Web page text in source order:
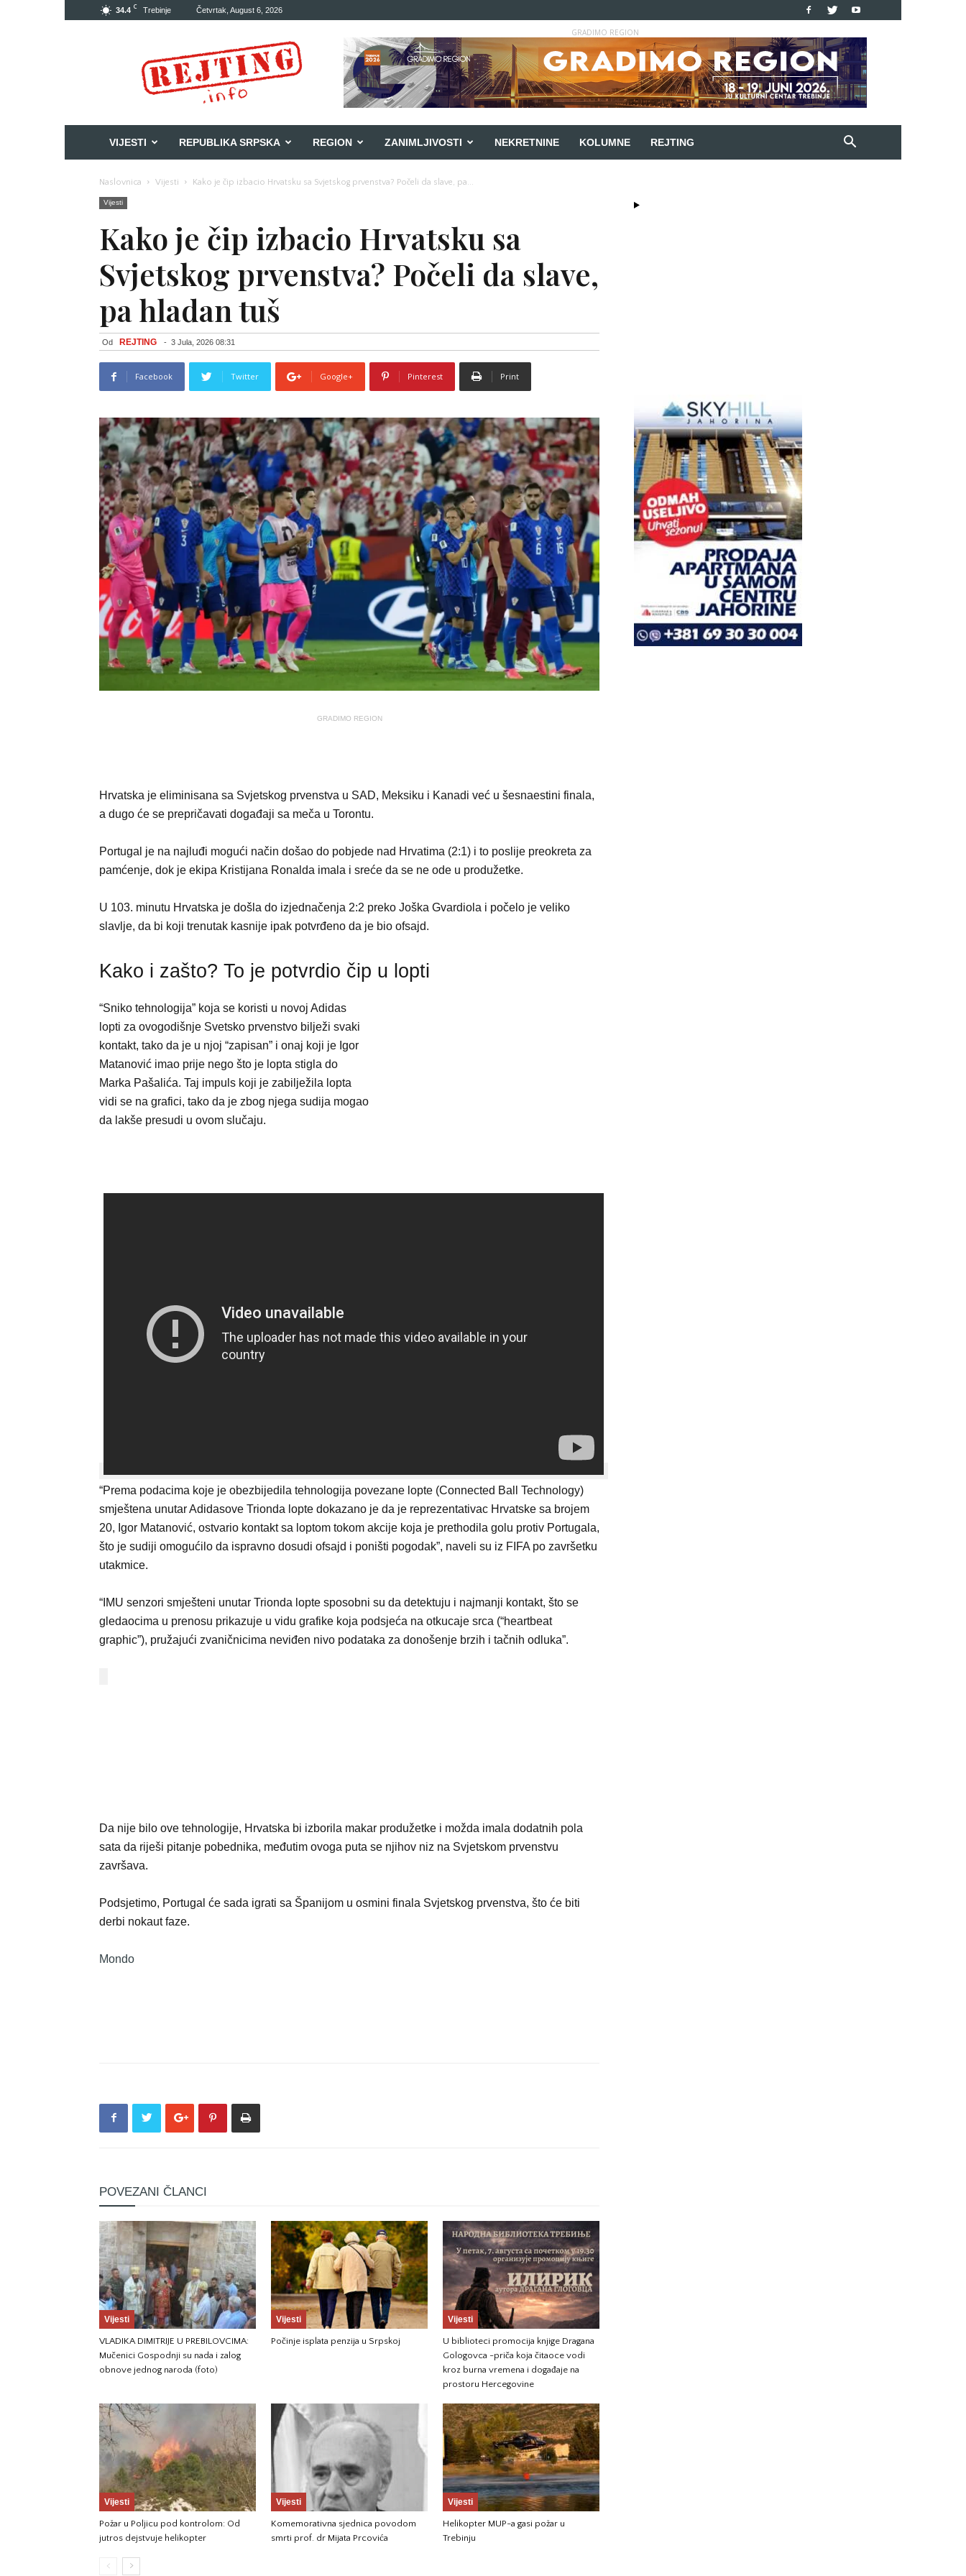
34.4 C Trebinje Četvrtak, August 6, 2026
GRADIMO REGION
VIJESTI REPUBLIKA SRPSKA REGION ZANIMLJIVOSTI NEKRETNINE KOLUMNE REJTING
Naslovnica Vijesti Kako je čip izbacio Hrvatsku sa Svjetskog prvenstva? Počeli da slave, pa...
Vijesti
Kako je čip izbacio Hrvatsku sa
Svjetskog prvenstva? Počeli da slave,
pa hladan tuš
Od REJTING - 3 Jula, 2026 08:31
Facebook Twitter Google+ Pinterest Print
GRADIMO REGION
Hrvatska je eliminisana sa Svjetskog prvenstva u SAD, Meksiku i Kanadi već u šesnaestini finala,
a dugo će se prepričavati događaji sa meča u Torontu.
Portugal je na najluđi mogući način došao do pobjede nad Hrvatima (2:1) i to poslije preokreta za
pamćenje, dok je ekipa Kristijana Ronalda imala i sreće da se ne ode u produžetke.
U 103. minutu Hrvatska je došla do izjednačenja 2:2 preko Joška Gvardiola i počelo je veliko
slavlje, da bi koji trenutak kasnije ipak potvrđeno da je bio ofsajd.
Kako i zašto? To je potvrdio čip u lopti
“Sniko tehnologija” koja se koristi u novoj Adidas
lopti za ovogodišnje Svetsko prvenstvo bilježi svaki
kontakt, tako da je u njoj “zapisan” i onaj koji je Igor
Matanović imao prije nego što je lopta stigla do
Marka Pašalića. Taj impuls koji je zabilježila lopta
vidi se na grafici, tako da je zbog njega sudija mogao
da lakše presudi u ovom slučaju.
“Prema podacima koje je obezbijedila tehnologija povezane lopte (Connected Ball Technology)
smještena unutar Adidasove Trionda lopte dokazano je da je reprezentativac Hrvatske sa brojem
20, Igor Matanović, ostvario kontakt sa loptom tokom akcije koja je prethodila golu protiv Portugala,
što je sudiji omogućilo da ispravno dosudi ofsajd i poništi pogodak”, naveli su iz FIFA po završetku
utakmice.
“IMU senzori smješteni unutar Trionda lopte sposobni su da detektuju i najmanji kontakt, što se
gledaocima u prenosu prikazuje u vidu grafike koja podsjeća na otkucaje srca (“heartbeat
graphic”), pružajući zvaničnicima neviđen nivo podataka za donošenje brzih i tačnih odluka”.
Da nije bilo ove tehnologije, Hrvatska bi izborila makar produžetke i možda imala dodatnih pola
sata da riješi pitanje pobednika, međutim ovoga puta se njihov niz na Svjetskom prvenstvu
završava.
Podsjetimo, Portugal će sada igrati sa Španijom u osmini finala Svjetskog prvenstva, što će biti
derbi nokaut faze.
Mondo
POVEZANI ČLANCI
Vijesti
VLADIKA DIMITRIJE U PREBILOVCIMA:
Mučenici Gospodnji su nada i zalog
obnove jednog naroda (foto)
Vijesti
Počinje isplata penzija u Srpskoj
Vijesti
U biblioteci promocija knjige Dragana
Gologovca -priča koja čitaoce vodi
kroz burna vremena i događaje na
prostoru Hercegovine
Vijesti
Požar u Poljicu pod kontrolom: Od
jutros dejstvuje helikopter
Vijesti
Komemorativna sjednica povodom
smrti prof. dr Mijata Prcovića
Vijesti
Helikopter MUP-a gasi požar u
Trebinju